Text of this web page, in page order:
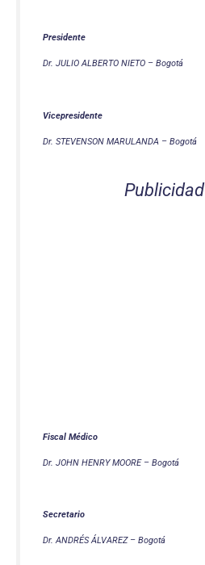
Presidente
Dr. JULIO ALBERTO NIETO – Bogotá
Vicepresidente
Dr. STEVENSON MARULANDA – Bogotá
Publicidad
Fiscal Médico
Dr. JOHN HENRY MOORE – Bogotá
Secretario
Dr. ANDRÉS ÁLVAREZ – Bogotá